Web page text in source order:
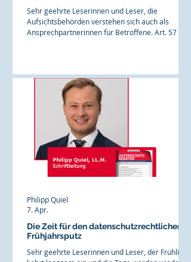
Sehr geehrte Leserinnen und Leser, die
Aufsichtsbehörden verstehen sich auch als
Ansprechpartnerinnen für Betroffene. Art. 57 Abs.
DSGVO bereitstellen sowie Beschwerden prüfen
und Betroffene über den Fortgang und das
Ergebnis unterrichten. Daraus hat sich in der
Praxis eine niedrigschwellige „Beratungsfunktion“
entwickelt, die zweifellos in Grenzen s
Die Zeit für den datenschutzrechtlichen
Frühjahrsputz
Sehr geehrte Leserinnen und Leser, der Frühling
Philipp Quiel
7. Apr.